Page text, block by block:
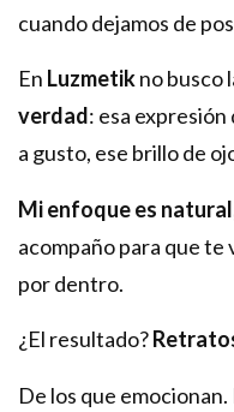
cuando dejamos de
En Luzmetikno busco
verdad: esa
a gusto, ese brillo de
Mi enfoque es
acompaño para que te
por dentro.
¿El resultado?
De los que